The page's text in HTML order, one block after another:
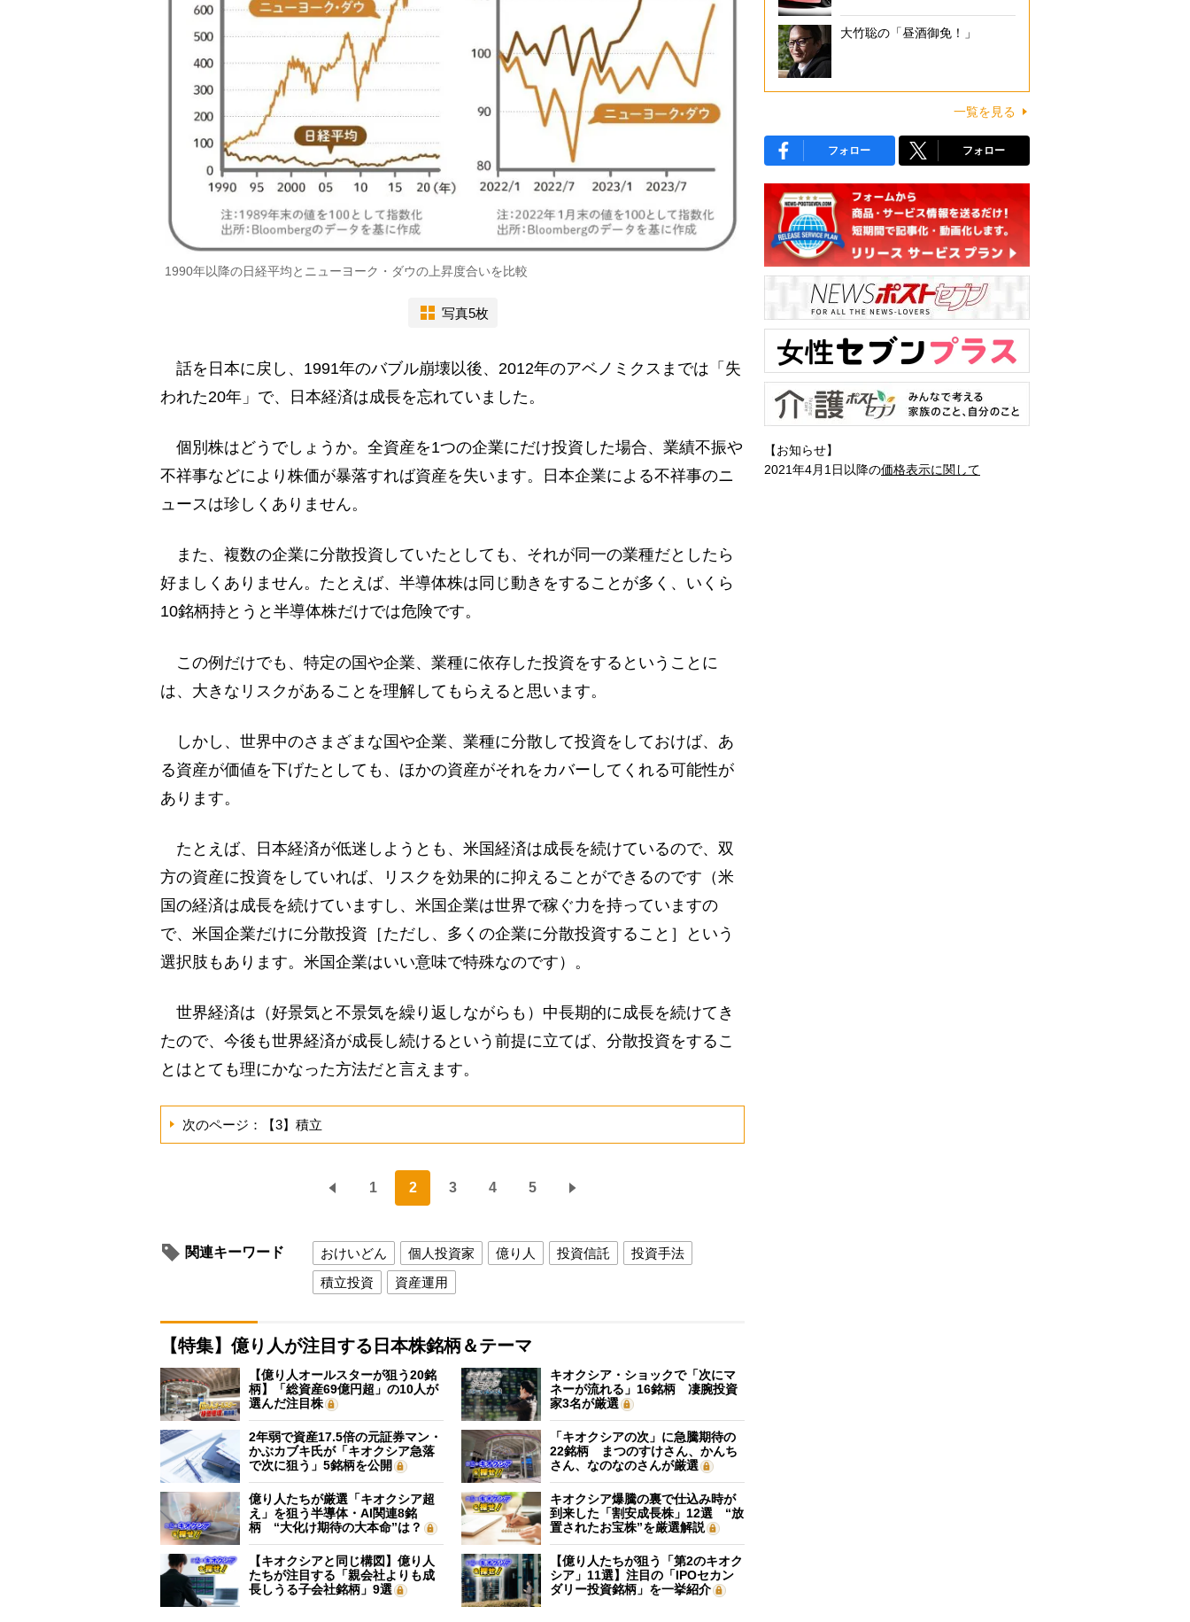
1990年以降の日経平均とニューヨーク・ダウの上昇度合いを比較
写真5枚
話を日本に戻し、1991年のバブル崩壊以後、2012年のアベノミクスまでは「失
われた20年」で、日本経済は成長を忘れていました。
個別株はどうでしょうか。全資産を1つの企業にだけ投資した場合、業績不振や
不祥事などにより株価が暴落すれば資産を失います。日本企業による不祥事のニ
ュースは珍しくありません。
また、複数の企業に分散投資していたとしても、それが同一の業種だとしたら
好ましくありません。たとえば、半導体株は同じ動きをすることが多く、いくら
10銘柄持とうと半導体株だけでは危険です。
この例だけでも、特定の国や企業、業種に依存した投資をするということに
は、大きなリスクがあることを理解してもらえると思います。
しかし、世界中のさまざまな国や企業、業種に分散して投資をしておけば、あ
る資産が価値を下げたとしても、ほかの資産がそれをカバーしてくれる可能性が
あります。
たとえば、日本経済が低迷しようとも、米国経済は成長を続けているので、双
方の資産に投資をしていれば、リスクを効果的に抑えることができるのです（米
国の経済は成長を続けていますし、米国企業は世界で稼ぐ力を持っていますの
で、米国企業だけに分散投資［ただし、多くの企業に分散投資すること］という
選択肢もあります。米国企業はいい意味で特殊なのです）。
世界経済は（好景気と不景気を繰り返しながらも）中長期的に成長を続けてき
たので、今後も世界経済が成長し続けるという前提に立てば、分散投資をするこ
とはとても理にかなった方法だと言えます。
次のページ：【3】積立
1 2 3 4 5
関連キーワード おけいどん 個人投資家 億り人 投資信託
投資手法
積立投資
資産運用
【特集】億り人が注目する日本株銘柄＆テーマ
【億り人オールスターが狙う20銘
柄】「総資産69億円超」の10人が
選んだ注目株
キオクシア・ショックで「次にマ
ネーが流れる」16銘柄 凄腕投資
家3名が厳選
2年弱で資産17.5倍の元証券マン・
かぶカブキ氏が「キオクシア急落
で次に狙う」5銘柄を公開
「キオクシアの次」に急騰期待の
22銘柄 まつのすけさん、かんち
さん、なのなのさんが厳選
億り人たちが厳選「キオクシア超
え」を狙う半導体・AI関連8銘
柄 “大化け期待の大本命”は？
キオクシア爆騰の裏で仕込み時が
到来した「割安成長株」12選 “放
置されたお宝株”を厳選解説
【キオクシアと同じ構図】億り人
たちが注目する「親会社よりも成
長しうる子会社銘柄」9選
【億り人たちが狙う「第2のキオク
シア」11選】注目の「IPOセカン
ダリー投資銘柄」を一挙紹介
大竹聡の「昼酒御免！」
一覧を見る
フォロー フォロー
【お知らせ】
2021年4月1日以降の価格表示に関して